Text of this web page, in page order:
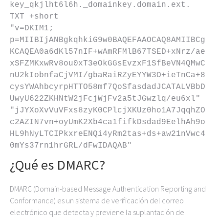
key_qkjlht6l6h._domainkey.domain.ext.
TXT +short
"v=DKIM1;
p=MIIBIjANBgkqhkiG9w0BAQEFAAOCAQ8AMIIBCg
KCAQEA0a6dKl57nIF+wAmRFMlB67TSED+xNrz/ae
xSFZMKxwRv8ou0xT3eOkGGsEvzxF1SfBeVN4QMwC
nU2kIobnfaCjVMI/gbaRaiRZyEYYW3O+ieTnCa+8
cysYWAhbcyrpHTTO58mf7QoSfasdadJCATALVBbD
UwyU622ZKHNtW2jFcjWjFv2a5tJGwzlq/eu6xl"
"jJYXoXvVuVFxs8zyK0CPlcjXKUz0ho1A7JqqhZO
c2AZIN7vn+oyUmK2Xb4ca1fifkDsdad9EelhAh9o
HL9hNyLTCIPkxreENQi4yRm2tas+ds+aw21nVwc4
0mYs37rn1hrGRL/dFwIDAQAB"
¿Qué es DMARC?
DMARC (Domain-based Message Authentication Reporting and
Conformance) es un sistema de verificación del correo
electrónico que detecta y previene la suplantación de